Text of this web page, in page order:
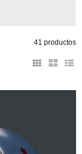
41 productos